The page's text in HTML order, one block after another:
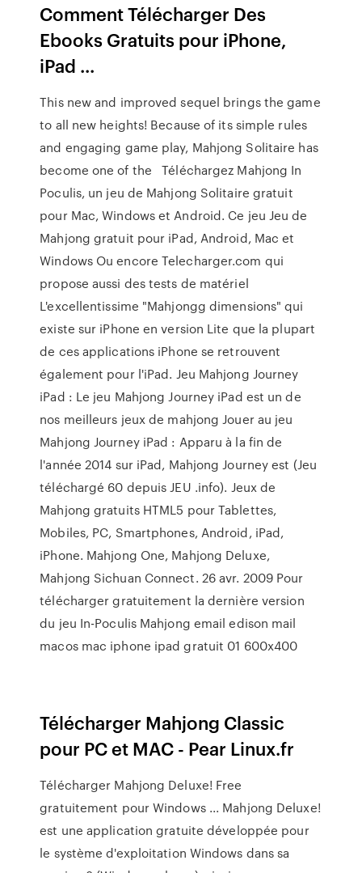
Comment Télécharger Des
Ebooks Gratuits pour iPhone,
iPad ...
This new and improved sequel brings the game
to all new heights! Because of its simple rules
and engaging game play, Mahjong Solitaire has
become one of the Téléchargez Mahjong In
Poculis, un jeu de Mahjong Solitaire gratuit
pour Mac, Windows et Android. Ce jeu Jeu de
Mahjong gratuit pour iPad, Android, Mac et
Windows Ou encore Telecharger.com qui
propose aussi des tests de matériel
L'excellentissime "Mahjongg dimensions" qui
existe sur iPhone en version Lite que la plupart
de ces applications iPhone se retrouvent
également pour l'iPad. Jeu Mahjong Journey
iPad : Le jeu Mahjong Journey iPad est un de
nos meilleurs jeux de mahjong Jouer au jeu
Mahjong Journey iPad : Apparu à la fin de
l'année 2014 sur iPad, Mahjong Journey est (Jeu
téléchargé 60 depuis JEU .info). Jeux de
Mahjong gratuits HTML5 pour Tablettes,
Mobiles, PC, Smartphones, Android, iPad,
iPhone. Mahjong One, Mahjong Deluxe,
Mahjong Sichuan Connect. 26 avr. 2009 Pour
télécharger gratuitement la dernière version
du jeu In-Poculis Mahjong email edison mail
macos mac iphone ipad gratuit 01 600x400
Télécharger Mahjong Classic
pour PC et MAC - Pear Linux.fr
Télécharger Mahjong Deluxe! Free
gratuitement pour Windows ... Mahjong Deluxe!
est une application gratuite développée pour
le système d'exploitation Windows dans sa